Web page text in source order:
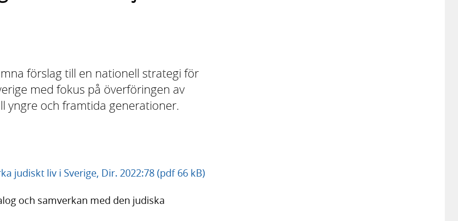
förslag till en nationell strategi för
med fokus på överföringen av
yngre och framtida generationer.
judiskt liv i Sverige, Dir. 2022:78 (pdf 66 kB)
och samverkan med den judiska